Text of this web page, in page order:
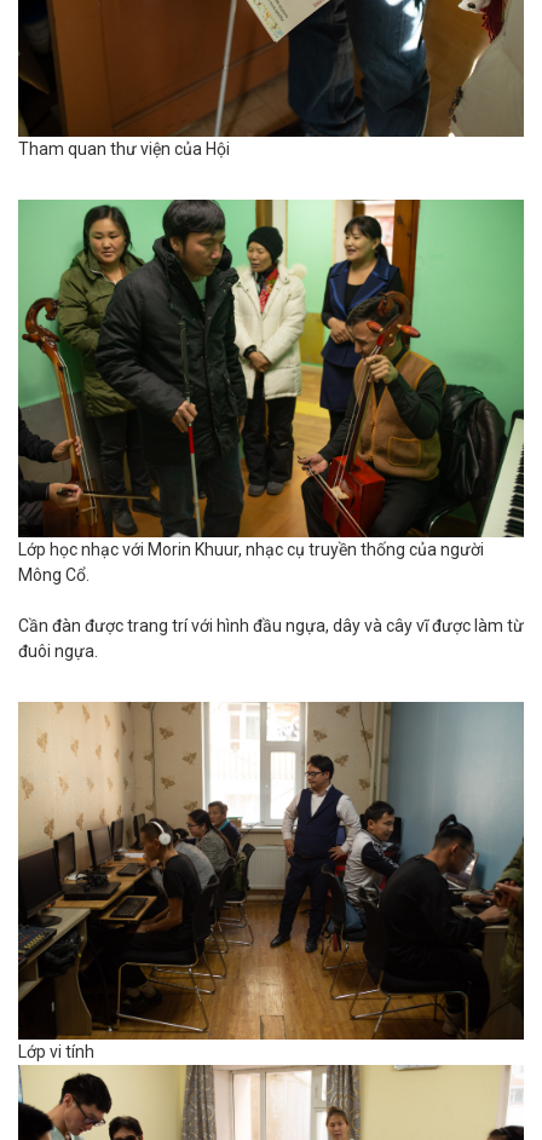
Tham quan thư viện của Hội
Lớp học nhạc với Morin Khuur, nhạc cụ truyền thống của người
Mông Cổ.
Cần đàn được trang trí với hình đầu ngựa, dây và cây vĩ được làm từ
đuôi ngựa.
Lớp vi tính